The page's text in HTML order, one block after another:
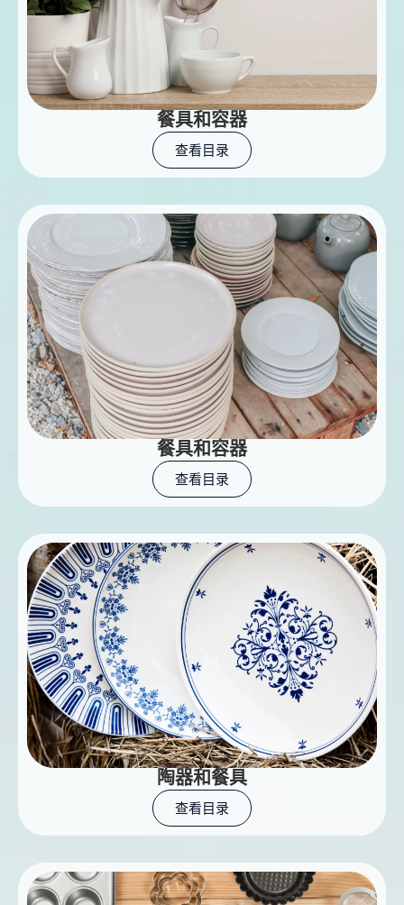
餐具和容器
查看目录
餐具和容器
查看目录
陶器和餐具
查看目录